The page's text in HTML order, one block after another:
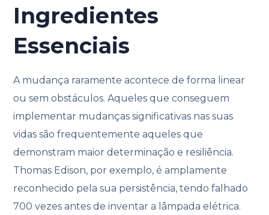
Ingredientes
Essenciais
A mudança raramente acontece de forma linear
ou sem obstáculos. Aqueles que conseguem
implementar mudanças significativas nas suas
vidas são frequentemente aqueles que
demonstram maior determinação e resiliência.
Thomas Edison, por exemplo, é amplamente
reconhecido pela sua persistência, tendo falhado
700 vezes antes de inventar a lâmpada elétrica.